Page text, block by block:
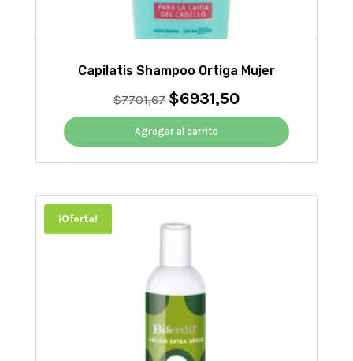
Capilatis Shampoo Ortiga Mujer
$7701,67 El
precio
original
era:
$7701,67.
$6931,50El
precio
es:
$6931,50.
Agregar al carrito
¡Oferta!